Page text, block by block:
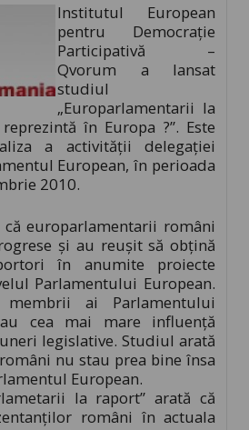
Institutul European
pentru Democrație
Participativă –
Qvorum a lansat
studiul
„Europarlamentarii la
în Europa ?”. Este
a activității delegației
European, în perioada
2010.
europarlamentarii români
și au reușit să obțină
în anumite proiecte
Parlamentului European.
ai Parlamentului
cea mai mare influență
legislative. Studiul arată
nu stau prea bine însa
European.
la raport” arată că
români în actuala